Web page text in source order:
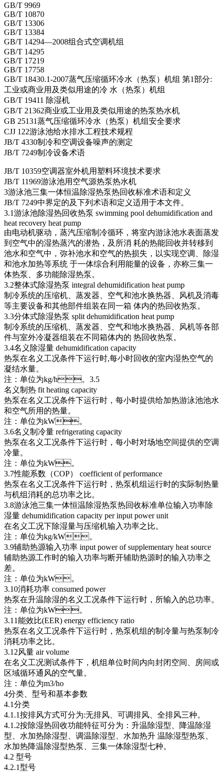
GB/T 9969
GB/T 10870
GB/T 13306
GB/T 13384
GB/T 14294—2008组合式空调机组
GB/T 14295
GB/T 17219
GB/T 17758
GB/T 18430.1-2007蒸气压缩循环冷水（热泵）机组 第1部分:
工业或商业用及类似用途的冷 水（热泵）机组
GB/T 19411 除湿机
GB/T 21362商业或工业用及类似用途的热泵热水机
GB 25131蒸气压缩循环冷水（热泵）机组安全要求
CJJ 122游泳池给水排水工程技术规程
JB/T 4330制冷和空调设备噪声的测定
JB/T 7249制冷设备术语
JB/T 10359空调器室外机用塑料环境技术要求
JB/T 11969游泳池用空气源热泵热水机
3游泳池三集一体恒温除湿热泵热回收标准术语和定义
JB/T 7249中界定的及下列术语和定义适用于本文件。
3.1游泳池除湿热回收热泵 swimming pool dehumidification and
heat recovery heat pump
由电动机驱动，蒸汽压缩制冷循环，将室内游泳池水表面蒸发
到空气中的湿热蒸汽的潜热，及所消 耗的热能回收并转移到
池水和空气中，弥补池水和空气的热损失，以实现空调、除湿
和池水加热等系统 于一体综合利用能量的设备，亦称三集一
体热泵、多功能除湿热泵。
3.2整体式除湿热泵 integral dehumidification heat pump
制冷系统的压缩机、蒸发器、空气和池水换热器、风机及消毒
等主要设备和其他部件组装在同一箱 体内的热回收热泵。
3.3分体式除湿热泵 split dehumidification heat pump
制冷系统的压缩机、蒸发器、空气和地水换热器、风机等各部
件与室外冷凝器组装在不同箱体内的 热回收热泵。
3.4名义除湿量 dehumidification capacity
热泵在名义工况条件下运行时,每小时回收的室内湿热空气的
凝结水量。
注：单位为kg/h。3.5
名义制热 fit heating capacity
热泵在名义工况条件下运行时，每小时提供给加热游泳池池水
和空气所用的热量。
注：单位为kW。
3.6名义制冷量 refrigerating capacity
热泵在名义工况条件下运行时，每小时对场地空间提供的空调
冷量。
注：单位为kW。
3.7性能系数（COP） coefficient of performance
热泵在名义工况条件下运行时，热泵机组运行时的实际制热量
与机组消耗的总功率之比。
3.8游泳池三集一体恒温除湿热泵热回收标准单位输入功率除
湿量 dehumidification capacity per input power unit
在名义工况下除湿量与压缩机输入功率之比。
注：单位为kg/kW。
3.9辅助热源输入功率 input power of supplementary heat source
辅助热源工作时的输入功率与断开辅助热源时的输入功率之
差。
注：单位为kW。
3.10消耗功率 consumed power
热泵在升温除湿的名义工况条件下运行时，所输入的总功率。
注：单位为kW。
3.11能效比(EER) energy efficiency ratio
热泵在名义工况条件下运行时，热泵机组的制冷量与热泵制冷
消耗功率之比。
3.12风量 air volume
在名义工况测试条件下，机组单位时间内向封闭空间、房间或
区域循环通风的空气量。
注：单位为m3/ho
4分类、型号和基本参数
4.1分类
4.1.1按排风方式可分为:无排风、可调排风、全排风三种。
4.1.2按除湿热回收功能特征可分为：升温除湿型、降温除湿
型、水加热除湿型、调温除湿型、水加热升 温除湿型热泵、
水加热降温除湿型热泵、三集一体除湿型七种。
4.2 型号
4.2.1型号